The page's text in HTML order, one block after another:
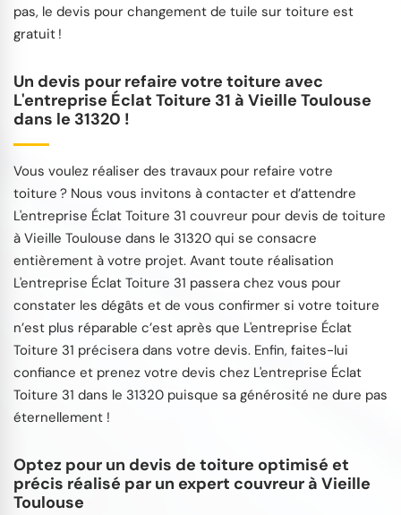
pas, le devis pour changement de tuile sur toiture est
gratuit !
Un devis pour refaire votre toiture avec
L'entreprise Éclat Toiture 31 à Vieille Toulouse
dans le 31320 !
Vous voulez réaliser des travaux pour refaire votre
toiture ? Nous vous invitons à contacter et d’attendre
L'entreprise Éclat Toiture 31 couvreur pour devis de toiture
à Vieille Toulouse dans le 31320 qui se consacre
entièrement à votre projet. Avant toute réalisation
L'entreprise Éclat Toiture 31 passera chez vous pour
constater les dégâts et de vous confirmer si votre toiture
n’est plus réparable c’est après que L'entreprise Éclat
Toiture 31 précisera dans votre devis. Enfin, faites-lui
confiance et prenez votre devis chez L'entreprise Éclat
Toiture 31 dans le 31320 puisque sa générosité ne dure pas
éternellement !
Optez pour un devis de toiture optimisé et
précis réalisé par un expert couvreur à Vieille
Toulouse